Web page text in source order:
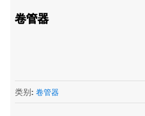
卷管器
类别: 卷管器